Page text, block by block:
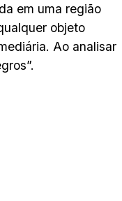
em uma região
objeto
Ao analisar